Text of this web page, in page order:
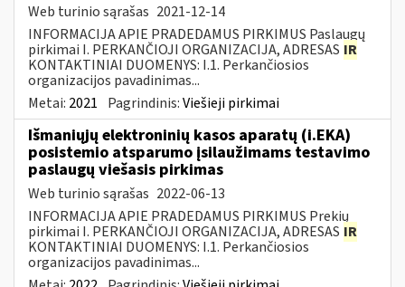
Web turinio sąrašas 2021-12-14
INFORMACIJA APIE PRADEDAMUS PIRKIMUS Paslaugų
pirkimai I. PERKANČIOJI ORGANIZACIJA, ADRESAS IR
KONTAKTINIAI DUOMENYS: I.1. Perkančiosios
organizacijos pavadinimas...
Metai: 2021 Pagrindinis:Viešieji pirkimai
Išmaniųjų elektroninių kasos aparatų (i.EKA)
posistemio atsparumo įsilaužimams testavimo
paslaugų viešasis pirkimas
Web turinio sąrašas 2022-06-13
INFORMACIJA APIE PRADEDAMUS PIRKIMUS Prekių
pirkimai I. PERKANČIOJI ORGANIZACIJA, ADRESAS IR
KONTAKTINIAI DUOMENYS: I.1. Perkančiosios
organizacijos pavadinimas...